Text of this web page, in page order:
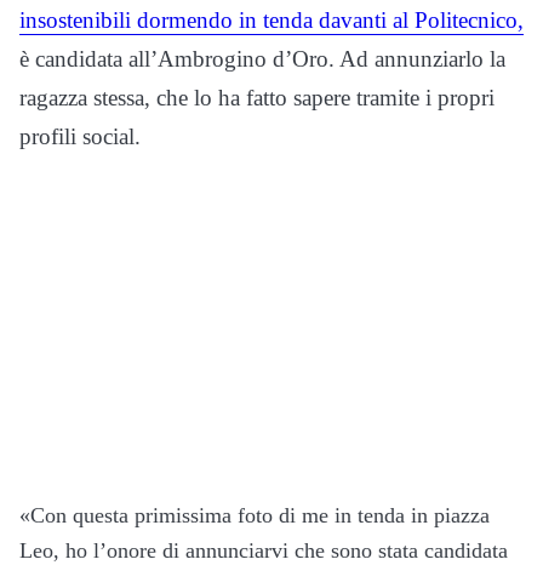
insostenibili dormendo in tenda davanti al Politecnico,
è candidata all’Ambrogino d’Oro. Ad annunziarlo la
ragazza stessa, che lo ha fatto sapere tramite i propri
profili social.
«Con questa primissima foto di me in tenda in piazza
Leo, ho l’onore di annunciarvi che sono stata candidata